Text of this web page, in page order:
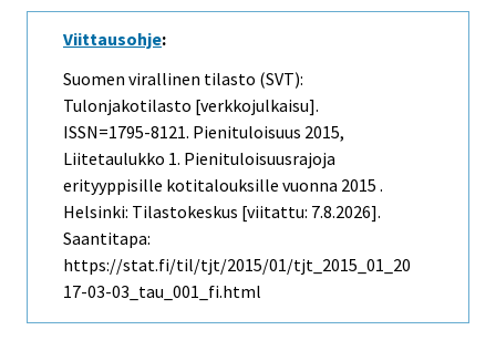
Viittausohje:
Suomen virallinen tilasto (SVT):
Tulonjakotilasto [verkkojulkaisu].
ISSN=1795-8121. Pienituloisuus 2015,
Liitetaulukko 1. Pienituloisuusrajoja
erityyppisille kotitalouksille vuonna 2015 .
Helsinki: Tilastokeskus [viitattu: 7.8.2026].
Saantitapa:
https://stat.fi/til/tjt/2015/01/tjt_2015_01_20
17-03-03_tau_001_fi.html